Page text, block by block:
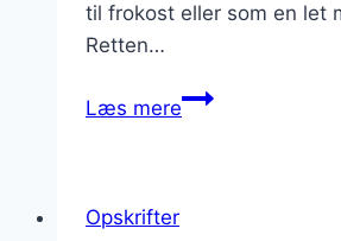
til frokost eller som en let
Retten…
Læs mereBønnesalat
Opskrifter